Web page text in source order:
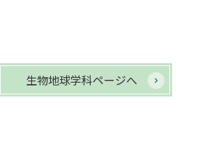
生物地球学科ページへ